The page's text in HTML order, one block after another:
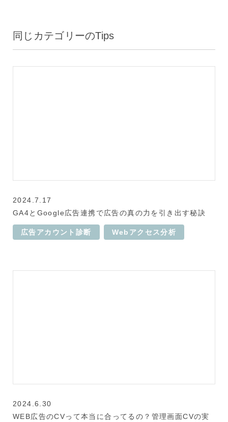
同じカテゴリーのTips
2024.7.17
GA4とGoogle広告連携で広告の真の力を引き出す秘訣
広告アカウント診断 Webアクセス分析
2024.6.30
WEB広告のCVって本当に合ってるの？管理画面CVの実